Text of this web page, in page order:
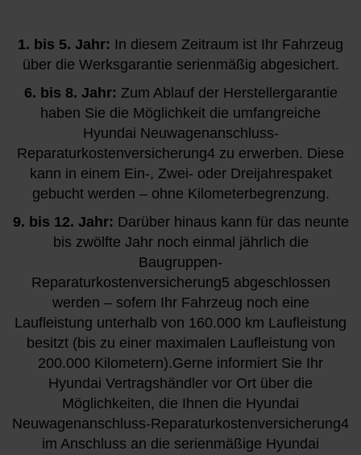
1. bis 5. Jahr: In diesem Zeitraum ist Ihr Fahrzeug
über die Werksgarantie serienmäßig abgesichert.
6. bis 8. Jahr: Zum Ablauf der Herstellergarantie
haben Sie die Möglichkeit die umfangreiche
Hyundai Neuwagenanschluss-
Reparaturkostenversicherung4 zu erwerben. Diese
kann in einem Ein-, Zwei- oder Dreijahrespaket
gebucht werden – ohne Kilometerbegrenzung.
9. bis 12. Jahr: Darüber hinaus kann für das neunte
bis zwölfte Jahr noch einmal jährlich die
Baugruppen-
Reparaturkostenversicherung5 abgeschlossen
werden – sofern Ihr Fahrzeug noch eine
Laufleistung unterhalb von 160.000 km Laufleistung
besitzt (bis zu einer maximalen Laufleistung von
200.000 Kilometern).Gerne informiert Sie Ihr
Hyundai Vertragshändler vor Ort über die
Möglichkeiten, die Ihnen die Hyundai
Neuwagenanschluss-Reparaturkostenversicherung4
im Anschluss an die serienmäßige Hyundai